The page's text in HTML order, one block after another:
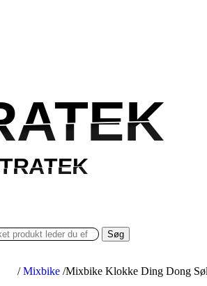
Søg
/ Mixbike /Mixbike Klokke Ding Dong